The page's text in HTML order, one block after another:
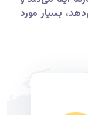
بسیار مورد